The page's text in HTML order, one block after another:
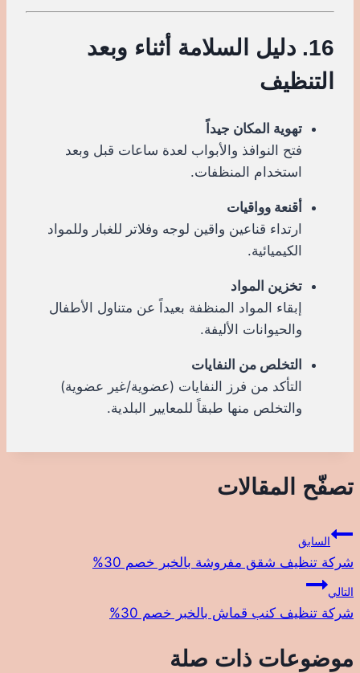
16. دليل السلامة أثناء وبعد
التنظيف
تهوية المكان جيداً
فتح النوافذ والأبواب لعدة ساعات قبل وبعد
استخدام المنظفات.
أقنعة وواقيات
ارتداء قناعين واقين لوجه وفلاتر للغبار وللمواد
الكيميائية.
تخزين المواد
إبقاء المواد المنظفة بعيداً عن متناول الأطفال
والحيوانات الأليفة.
التخلص من النفايات
التأكد من فرز النفايات (عضوية/غير عضوية)
والتخلص منها طبقاً للمعايير البلدية.
تصفّح المقالات
السابق
شركة تنظيف شقق مفروشة بالخبر خصم 30%
التالي
شركة تنظيف كنب قماش بالخبر خصم 30%
موضوعات ذات صلة